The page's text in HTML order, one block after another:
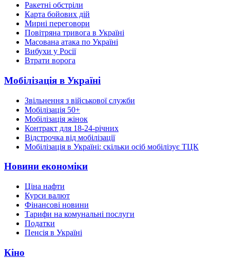
Ракетні обстріли
Карта бойових дій
Мирні переговори
Повітряна тривога в Україні
Масована атака по Україні
Вибухи у Росії
Втрати ворога
Мобілізація в Україні
Звільнення з військової служби
Мобілізація 50+
Мобілізація жінок
Контракт для 18-24-річних
Відстрочка від мобілізації
Мобілізація в Україні: скільки осіб мобілізує ТЦК
Новини економіки
Ціна нафти
Курси валют
Фінансові новини
Тарифи на комунальні послуги
Податки
Пенсія в Україні
Кіно